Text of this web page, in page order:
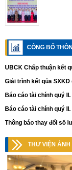
CÔNG BỐ
UBCK Chấp thuận kết
Giải trình kết qủa SXKD
Báo cáo tài chính quý
Báo cáo tài chính quý
Thông báo thay đổi số
THƯ VIỆN ẢNH